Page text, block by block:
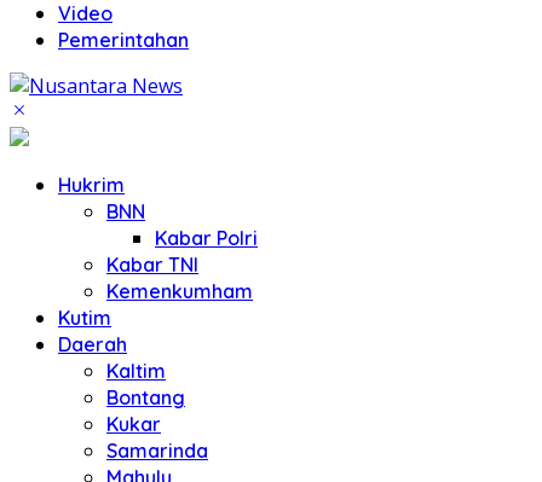
Video
Pemerintahan
Hukrim
BNN
Kabar Polri
Kabar TNI
Kemenkumham
Kutim
Daerah
Kaltim
Bontang
Kukar
Samarinda
Mahulu